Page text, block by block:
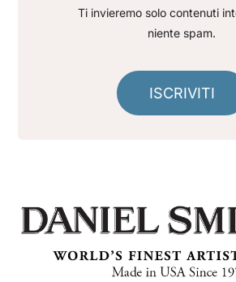
Ti invieremo solo contenuti
niente spam.
ISCRIVITI